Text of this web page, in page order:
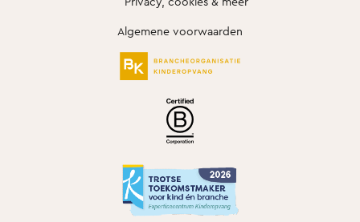
Algemene voorwaarden